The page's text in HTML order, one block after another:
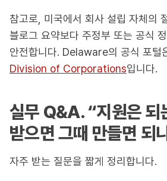
참고로, 미국에서 회사 설립 자체의
블로그 요약보다 주정부 또는 공식
안전합니다. Delaware의 공식 포털
Division of Corporations입니다.
실무 Q&A. “지원은 되
받으면 그때 만들면 되
자주 받는 질문을 짧게 정리합니다.